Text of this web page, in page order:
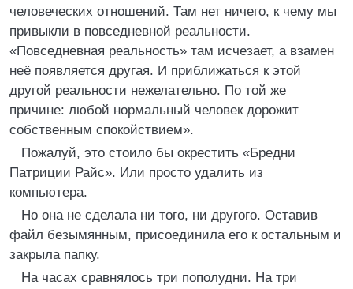
человеческих отношений. Там нет ничего, к чему мы
привыкли в повседневной реальности.
«Повседневная реальность» там исчезает, а взамен
неё появляется другая. И приближаться к этой
другой реальности нежелательно. По той же
причине: любой нормальный человек дорожит
собственным спокойствием».
Пожалуй, это стоило бы окрестить «Бредни
Патриции Райс». Или просто удалить из
компьютера.
Но она не сделала ни того, ни другого. Оставив
файл безымянным, присоединила его к остальным и
закрыла папку.
На часах сравнялось три пополудни. На три